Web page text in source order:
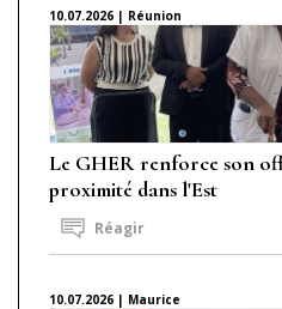
10.07.2026 | Réunion
Le GHER renforce son
proximité dans l'Est
Réagir
10.07.2026 | Maurice